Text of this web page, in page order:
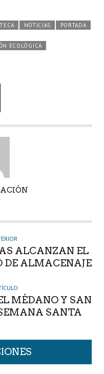
NOTICIAS
PORTADA
ECOLÓGICA
ALCANZAN EL
DE ALMACENAJE
MÉDANO Y SAN
SANTA